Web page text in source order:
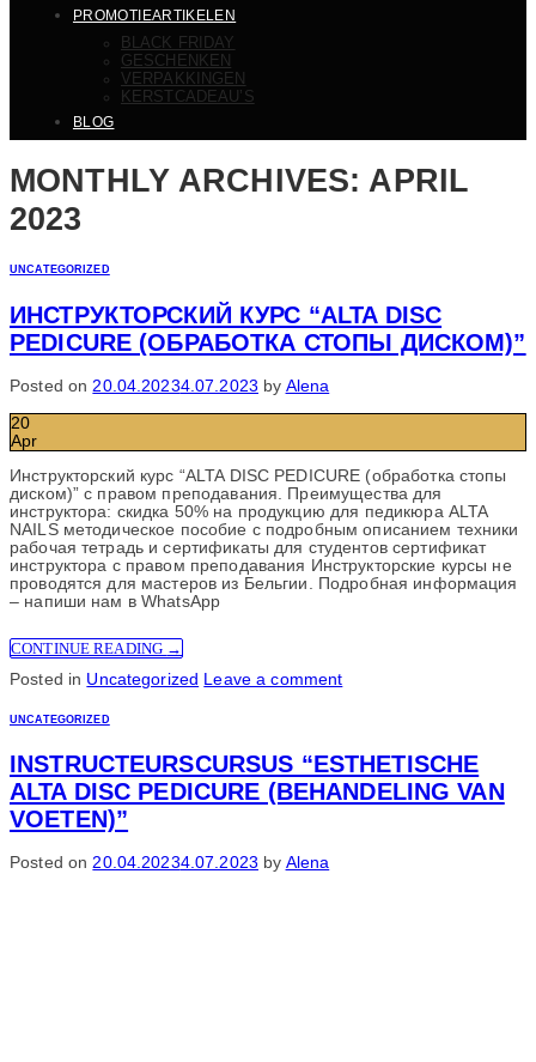
PROMOTIEARTIKELEN
BLACK FRIDAY
GESCHENKEN
VERPAKKINGEN
KERSTCADEAU’S
BLOG
MONTHLY ARCHIVES: APRIL
2023
UNCATEGORIZED
ИНСТРУКТОРСКИЙ КУРС “ALTA DISC
PEDICURE (ОБРАБОТКА СТОПЫ ДИСКОМ)”
Posted on 20.04.20234.07.2023 by Alena
20
Apr
Инструкторский курс “ALTA DISC PEDICURE (обработка стопы
диском)” с правом преподавания. Преимущества для
инструктора: скидка 50% на продукцию для педикюра ALTA
NAILS методическое пособие с подробным описанием техники
рабочая тетрадь и сертификаты для студентов сертификат
инструктора с правом преподавания Инструкторские курсы не
проводятся для мастеров из Бельгии. Подробная информация
– напиши нам в WhatsApp
CONTINUE READING →
Posted in Uncategorized Leave a comment
UNCATEGORIZED
INSTRUCTEURSCURSUS “ESTHETISCHE
ALTA DISC PEDICURE (BEHANDELING VAN
VOETEN)”
Posted on20.04.20234.07.2023 by Alena